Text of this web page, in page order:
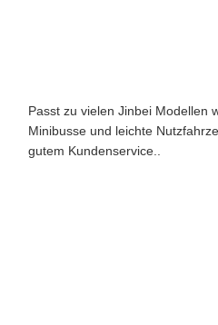
Passt zu vielen Jinbei Modellen
Minibusse und leichte
gutem Kundenservice..